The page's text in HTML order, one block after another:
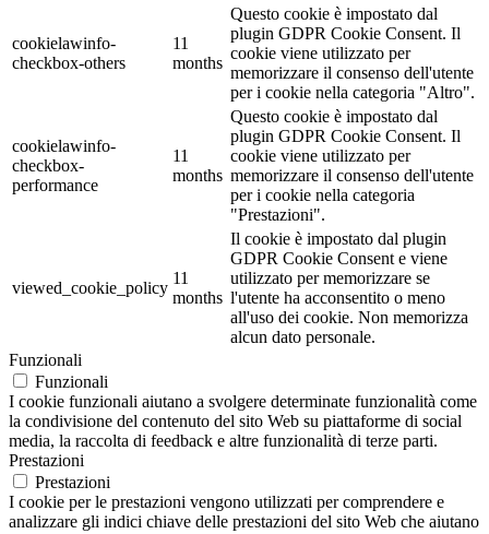
cookielawinfo-
checkbox-others
11
months
Questo cookie è impostato dal
plugin GDPR Cookie Consent. Il
cookie viene utilizzato per
memorizzare il consenso dell'utente
per i cookie nella categoria "Altro".
cookielawinfo-
checkbox-
performance
11
months
Questo cookie è impostato dal
plugin GDPR Cookie Consent. Il
cookie viene utilizzato per
memorizzare il consenso dell'utente
per i cookie nella categoria
"Prestazioni".
viewed_cookie_policy
11
months
Il cookie è impostato dal plugin
GDPR Cookie Consent e viene
utilizzato per memorizzare se
l'utente ha acconsentito o meno
all'uso dei cookie. Non memorizza
alcun dato personale.
Funzionali
Funzionali
I cookie funzionali aiutano a svolgere determinate funzionalità come
la condivisione del contenuto del sito Web su piattaforme di social
media, la raccolta di feedback e altre funzionalità di terze parti.
Prestazioni
Prestazioni
I cookie per le prestazioni vengono utilizzati per comprendere e
analizzare gli indici chiave delle prestazioni del sito Web che aiutano